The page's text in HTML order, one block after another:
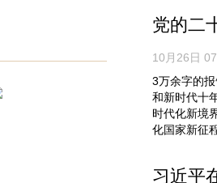
党的二
10月26日
3万余字的
和新时代十
时代化新境
化国家新征
习近平